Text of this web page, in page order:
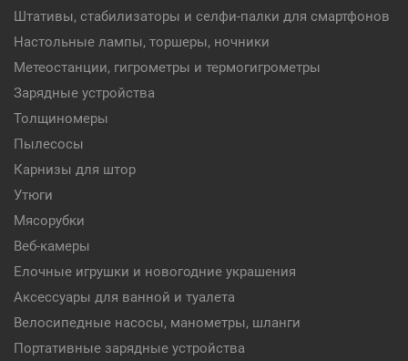
Штативы, стабилизаторы и селфи-палки для смартфонов
Настольные лампы, торшеры, ночники
Метеостанции, гигрометры и термогигрометры
Зарядные устройства
Толщиномеры
Пылесосы
Карнизы для штор
Утюги
Мясорубки
Веб-камеры
Елочные игрушки и новогодние украшения
Аксессуары для ванной и туалета
Велосипедные насосы, манометры, шланги
Портативные зарядные устройства